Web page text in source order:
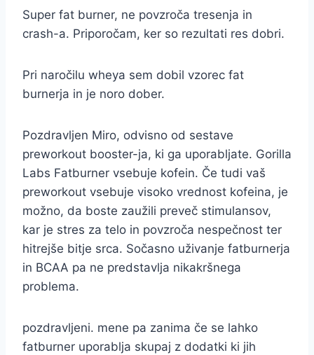
Super fat burner, ne povzroča tresenja in
crash-a. Priporočam, ker so rezultati res dobri.
Pri naročilu wheya sem dobil vzorec fat
burnerja in je noro dober.
Pozdravljen Miro, odvisno od sestave
preworkout booster-ja, ki ga uporabljate. Gorilla
Labs Fatburner vsebuje kofein. Če tudi vaš
preworkout vsebuje visoko vrednost kofeina, je
možno, da boste zaužili preveč stimulansov,
kar je stres za telo in povzroča nespečnost ter
hitrejše bitje srca. Sočasno uživanje fatburnerja
in BCAA pa ne predstavlja nikakršnega
problema.
pozdravljeni. mene pa zanima če se lahko
fatburner uporablja skupaj z dodatki ki jih